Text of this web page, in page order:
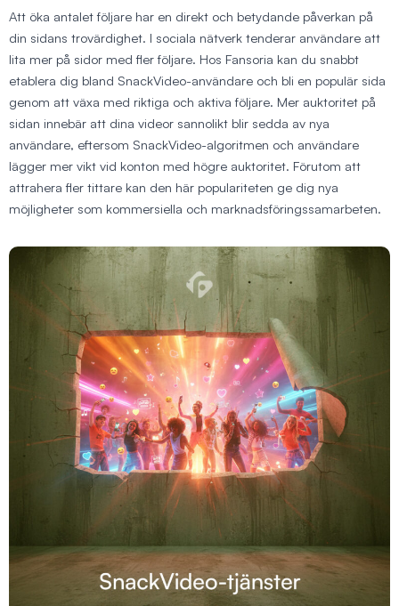
Att öka antalet följare har en direkt och betydande påverkan på
din sidans trovärdighet. I sociala nätverk tenderar användare att
lita mer på sidor med fler följare. Hos Fansoria kan du snabbt
etablera dig bland SnackVideo-användare och bli en populär sida
genom att växa med riktiga och aktiva följare. Mer auktoritet på
sidan innebär att dina videor sannolikt blir sedda av nya
användare, eftersom SnackVideo-algoritmen och användare
lägger mer vikt vid konton med högre auktoritet. Förutom att
attrahera fler tittare kan den här populariteten ge dig nya
möjligheter som kommersiella och marknadsföringssamarbeten.